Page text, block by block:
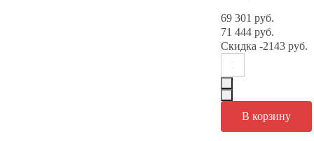
69 301 руб.
71 444 руб.
Скидка -2143 руб.